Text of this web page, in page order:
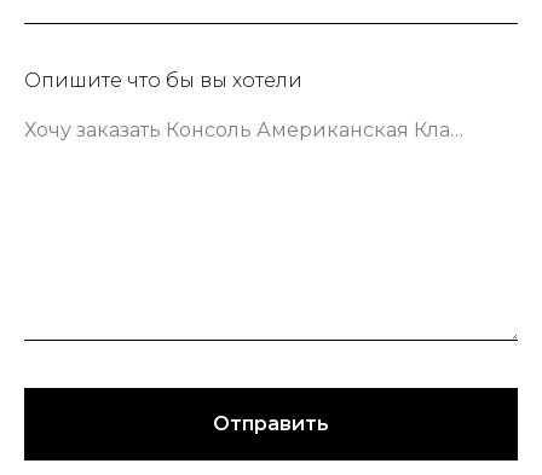
Опишите что бы вы хотели
Хочу заказать Консоль Американская Классика шириной 133 сантиметра в зеленом цвете
Отправить